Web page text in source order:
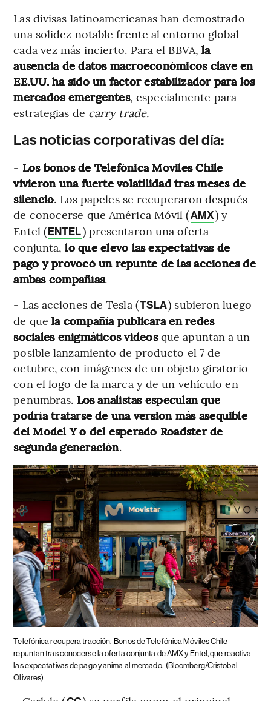
Las divisas latinoamericanas han demostrado
una solidez notable frente al entorno global
cada vez más incierto. Para el BBVA,la
ausencia de datos macroeconómicos clave en
EE.UU. ha sido un factor estabilizador para los
mercados emergentes, especialmente para
estrategias de carry trade.
Las noticias corporativas del día:
- Los bonos de Telefónica Móviles Chile
vivieron una fuerte volatilidad tras meses de
silencio. Los papeles se recuperaron después
de conocerse que América Móvil (AMX) y
Entel (ENTEL) presentaron una oferta
conjunta,lo que elevó las expectativas de
pago y provocó un repunte de las acciones de
ambas compañías.
- Las acciones de Tesla (TSLA) subieron luego
de quela compañía publicara en redes
sociales enigmáticos videosque apuntan a un
posible lanzamiento de producto el 7 de
octubre, con imágenes de un objeto giratorio
con el logo de la marca y de un vehículo en
penumbras. Los analistas especulan que
podría tratarse de una versión más asequible
del Model Y o del esperado Roadster de
segunda generación.
Telefónica recupera tracción. Bonos de Telefónica Móviles Chile
repuntan tras conocerse la oferta conjunta de AMX y Entel, que reactiva
las expectativas de pago y anima al mercado. (Bloomberg/Cristobal
Olivares)